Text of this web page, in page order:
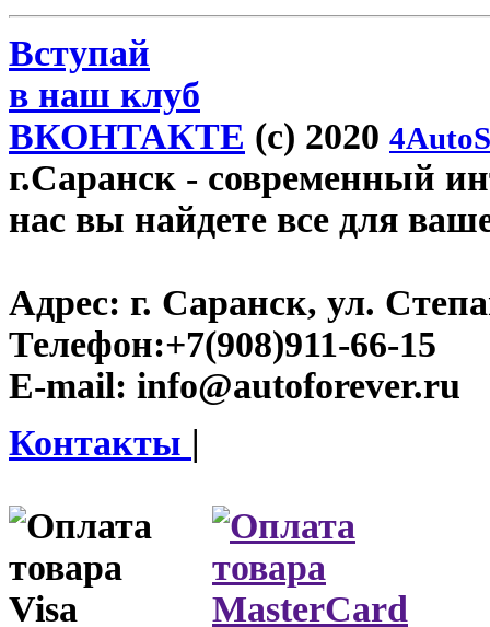
Вступай
в наш клуб
ВКОНТАКТЕ (c) 2020
г.Саранск - современный
нас вы найдете все для
Адрес: г. Саранск, ул.
Телефон:+7(908)911-66-15
E-mail: info@autoforever.ru
Контакты |